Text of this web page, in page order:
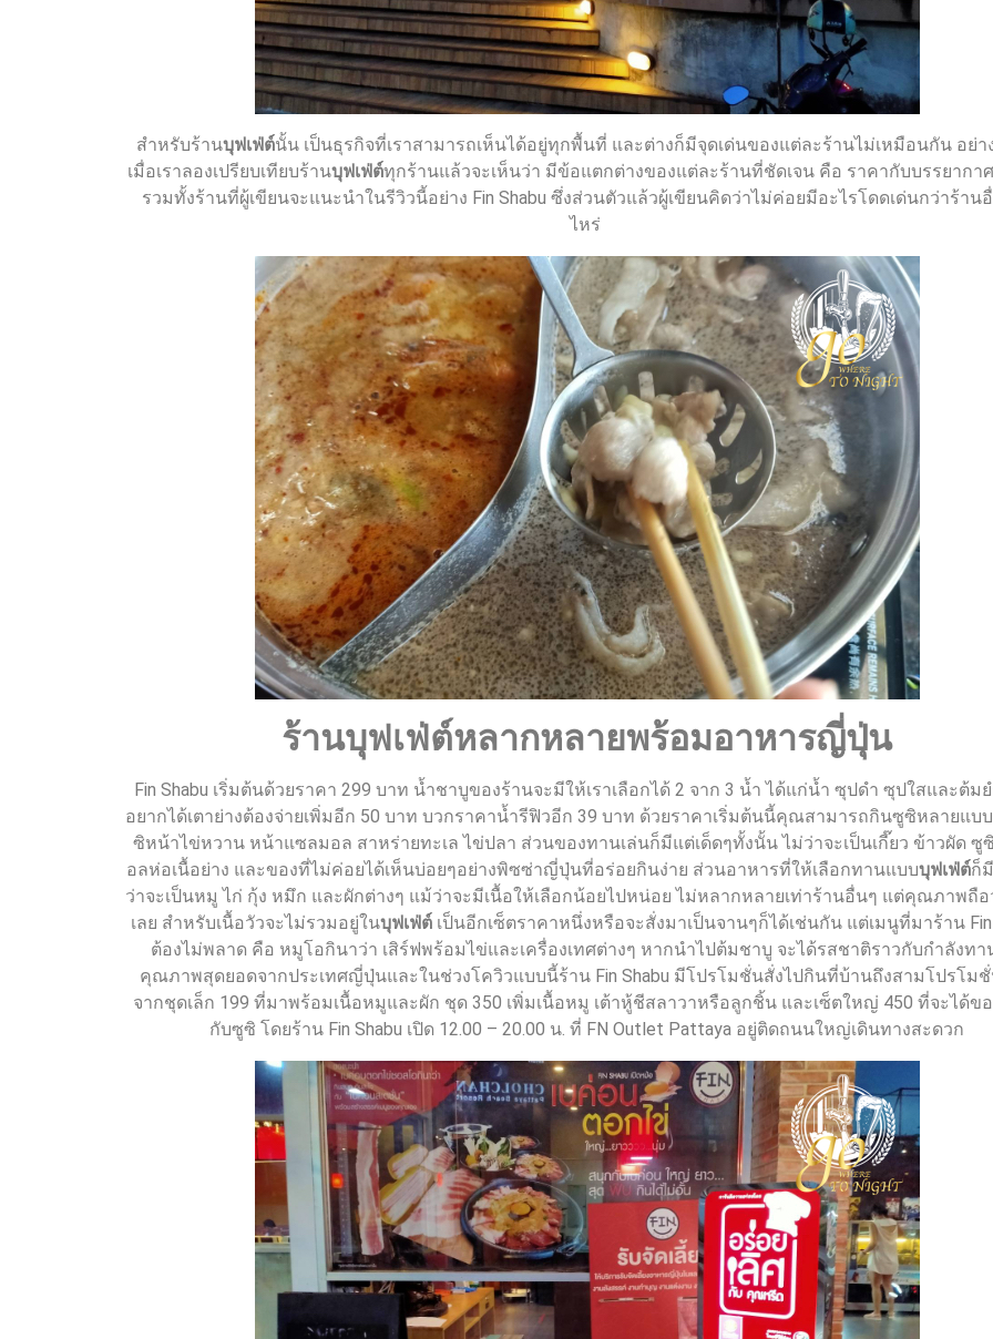
สำหรับร้านบุฟเฟ่ต์นั้น เป็นธุรกิจที่เราสามารถเห็นได้อยู่ทุกพื้นที่ และต่างก็มีจุดเด่นของแต่ละร้านไม่เหมือนกัน อย่า
เมื่อเราลองเปรียบเทียบร้านบุฟเฟ่ต์ทุกร้านแล้วจะเห็นว่า มีข้อแตกต่างของแต่ละร้านที่ชัดเจน คือ ราคากับบรรยากา
รวมทั้งร้านที่ผู้เขียนจะแนะนำในรีวิวนี้อย่าง Fin Shabu ซึ่งส่วนตัวแล้วผู้เขียนคิดว่าไม่ค่อยมีอะไรโดดเด่นกว่าร้าน
ไหร่
ร้านบุฟเฟ่ต์หลากหลายพร้อมอาหารญี่ปุ่น
Fin Shabu เริ่มต้นด้วยราคา 299 บาท น้ำชาบูของร้านจะมีให้เราเลือกได้ 2 จาก 3 น้ำ ได้แก่น้ำ ซุปดำ ซุปใสและต้ม
อยากได้เตาย่างต้องจ่ายเพิ่มอีก 50 บาท บวกราคาน้ำรีฟิวอีก 39 บาท ด้วยราคาเริ่มต้นนี้คุณสามารถกินซูซิหลายแบ
ซิหน้าไข่หวาน หน้าแซลมอล สาหร่ายทะเล ไข่ปลา ส่วนของทานเล่นก็มีแต่เด็ดๆทั้งนั้น ไม่ว่าจะเป็นเกี๊ยว ข้าวผัด ซู
อลห่อเนื้อย่าง และของที่ไม่ค่อยได้เห็นบ่อยๆอย่างพิซซ่าญี่ปุ่นที่อร่อยกินง่าย ส่วนอาหารที่ให้เลือกทานแบบบุฟเฟ่ต์ก็
ว่าจะเป็นหมู ไก่ กุ้ง หมึก และผักต่างๆ แม้ว่าจะมีเนื้อให้เลือกน้อยไปหน่อย ไม่หลากหลายเท่าร้านอื่นๆ แต่คุณภาพถือ
เลย สำหรับเนื้อวัวจะไม่รวมอยู่ในบุฟเฟ่ต์เป็นอีกเซ็ตราคาหนึ่งหรือจะสั่งมาเป็นจานๆก็ได้เช่นกัน แต่เมนูที่มาร้าน Fin
ต้องไม่พลาด คือ หมูโอกินาว่า เสิร์ฟพร้อมไข่และเครื่องเทศต่างๆ หากนำไปต้มชาบู จะได้รสชาติราวกับกำลังท
คุณภาพสุดยอดจากประเทศญี่ปุ่นและในช่วงโควิวแบบนี้ร้าน Fin Shabu มีโปรโมชั่นสั่งไปกินที่บ้านถึงสามโปรโมชั่
จากชุดเล็ก 199 ที่มาพร้อมเนื้อหมูและผัก ชุด 350 เพิ่มเนื้อหมู เต้าหู้ชีสลาวาหรือลูกชิ้น และเซ็ตใหญ่ 450 ที่จะได้ขอ
กับซูซิ โดยร้าน Fin Shabu เปิด 12.00 – 20.00 น. ที่ FN Outlet Pattaya อยู่ติดถนนใหญ่เดินทางสะดวก